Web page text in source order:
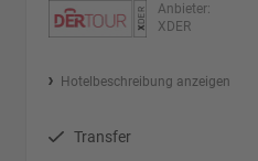
Anbieter:
XDER
Hotelbeschreibung anzeigen
Transfer